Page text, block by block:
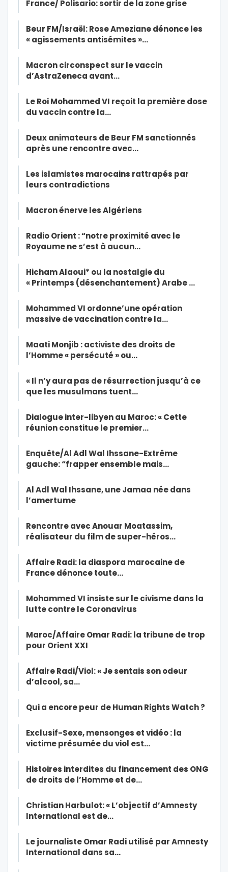
France/ Polisario: sortir de la zone grise
Beur FM/Israël: Rose Ameziane dénonce les
« agissements antisémites »…
Macron circonspect sur le vaccin
d’AstraZeneca avant…
Le Roi Mohammed VI reçoit la première dose
du vaccin contre la…
Deux animateurs de Beur FM sanctionnés
après une rencontre avec…
Les islamistes marocains rattrapés par
leurs contradictions
Macron énerve les Algériens
Radio Orient : “notre proximité avec le
Royaume ne s’est à aucun…
Hicham Alaoui* ou la nostalgie du
« Printemps (désenchantement) Arabe …
Mohammed VI ordonne’une opération
massive de vaccination contre la…
Maati Monjib : activiste des droits de
l’Homme « persécuté » ou…
« Il n’y aura pas de résurrection jusqu’à ce
que les musulmans tuent…
Dialogue inter-libyen au Maroc: « Cette
réunion constitue le premier…
Enquête/Al Adl Wal Ihssane-Extrême
gauche: “frapper ensemble mais…
Al Adl Wal Ihssane, une Jamaa née dans
l’amertume
Rencontre avec Anouar Moatassim,
réalisateur du film de super-héros…
Affaire Radi: la diaspora marocaine de
France dénonce toute…
Mohammed VI insiste sur le civisme dans la
lutte contre le Coronavirus
Maroc/Affaire Omar Radi: la tribune de trop
pour Orient XXI
Affaire Radi/Viol: « Je sentais son odeur
d’alcool, sa…
Qui a encore peur de Human Rights Watch ?
Exclusif-Sexe, mensonges et vidéo : la
victime présumée du viol est…
Histoires interdites du financement des ONG
de droits de l’Homme et de…
Christian Harbulot: « L’objectif d’Amnesty
International est de…
Le journaliste Omar Radi utilisé par Amnesty
International dans sa…